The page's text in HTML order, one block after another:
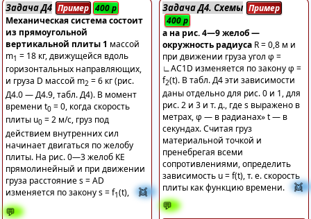
Задача Д4 Пример 400р
Механическая система состоит
из прямоугольной
вертикальной плиты 1 массой
m1 = 18 кг, движущейся вдоль
горизонтальных направляющих,
и груза D массой m2 = 6 кг (рис.
Д4.0 — Д4.9, табл. Д4). В момент
времени t0 = 0, когда скорость
плиты u0 = 2 м/с, груз под
действием внутренних сил
начинает двигаться по желобу
плиты. На рис. 0—3 желоб КЕ
прямолинейный и при движении
груза расстояние s = AD
изменяется по закону s = f1(t),
👯
💬
Задача Д4. Схемы Пример
400р
а на рис. 4—9 желоб —
окружность радиуса R = 0,8 м и
при движении груза угол φ =
∟AC1D изменяется по закону φ =
f2(t). В табл. Д4 эти зависимости
даны отдельно для рис. 0 и 1, для
рис. 2 и 3 и т. д., где s выражено в
метрах, φ — в радианах» t — в
секундах. Считая груз
материальной точкой и
пренебрегая всеми
сопротивлениями, определить
зависимость u = f(t), т. е. скорость
плиты как функцию времени.
👯
💬